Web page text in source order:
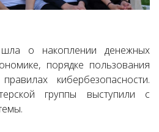
о накоплении денежных
порядке пользования
кибербезопасности.
группы выступили с